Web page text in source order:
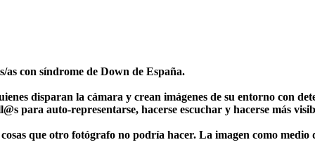
as con síndrome de Down de España.
disparan la cámara y crean imágenes de su entorno con
para auto-representarse, hacerse escuchar y hacerse más
que otro fotógrafo no podría hacer. La imagen como medio